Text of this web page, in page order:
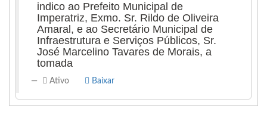
indico ao Prefeito Municipal de
Imperatriz, Exmo. Sr. Rildo de Oliveira
Amaral, e ao Secretário Municipal de
Infraestrutura e Serviços Públicos, Sr.
José Marcelino Tavares de Morais, a
tomada
Ativo Baixar